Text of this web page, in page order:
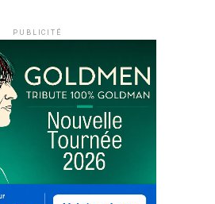
PUBLICITÉ